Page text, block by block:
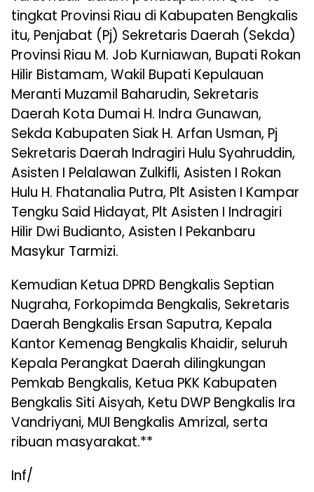
tingkat Provinsi Riau di Kabupaten Bengkalis
itu, Penjabat (Pj) Sekretaris Daerah (Sekda)
Provinsi Riau M. Job Kurniawan, Bupati Rokan
Hilir Bistamam, Wakil Bupati Kepulauan
Meranti Muzamil Baharudin, Sekretaris
Daerah Kota Dumai H. Indra Gunawan,
Sekda Kabupaten Siak H. Arfan Usman, Pj
Sekretaris Daerah Indragiri Hulu Syahruddin,
Asisten I Pelalawan Zulkifli, Asisten I Rokan
Hulu H. Fhatanalia Putra, Plt Asisten I Kampar
Tengku Said Hidayat, Plt Asisten I Indragiri
Hilir Dwi Budianto, Asisten I Pekanbaru
Masykur Tarmizi.
Kemudian Ketua DPRD Bengkalis Septian
Nugraha, Forkopimda Bengkalis, Sekretaris
Daerah Bengkalis Ersan Saputra, Kepala
Kantor Kemenag Bengkalis Khaidir, seluruh
Kepala Perangkat Daerah dilingkungan
Pemkab Bengkalis, Ketua PKK Kabupaten
Bengkalis Siti Aisyah, Ketu DWP Bengkalis Ira
Vandriyani, MUI Bengkalis Amrizal, serta
ribuan masyarakat.**
Inf/